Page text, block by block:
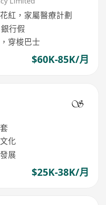
紅，家屬醫療計劃
行假
穿梭巴士
$60K-85K/月
化
展
$25K-38K/月